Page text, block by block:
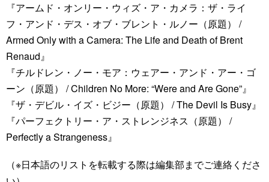
『アームド・オンリー・ウィズ・ア・カメラ：ザ・ライ
フ・アンド・デス・オブ・ブレント・ルノー（原題） /
Armed Only with a Camera: The Life and Death of Brent
Renaud』
『チルドレン・ノー・モア：ウェアー・アンド・アー・ゴ
ーン（原題） / Children No More: “Were and Are Gone”』
『ザ・デビル・イズ・ビジー（原題） / The Devil Is Busy』
『パーフェクトリー・ア・ストレンジネス（原題） /
Perfectly a Strangeness』
（※日本語のリストを転載する際は編集部までご連絡くださ